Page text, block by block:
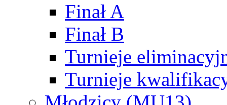
Finał A
Finał B
Turnieje
Turnieje